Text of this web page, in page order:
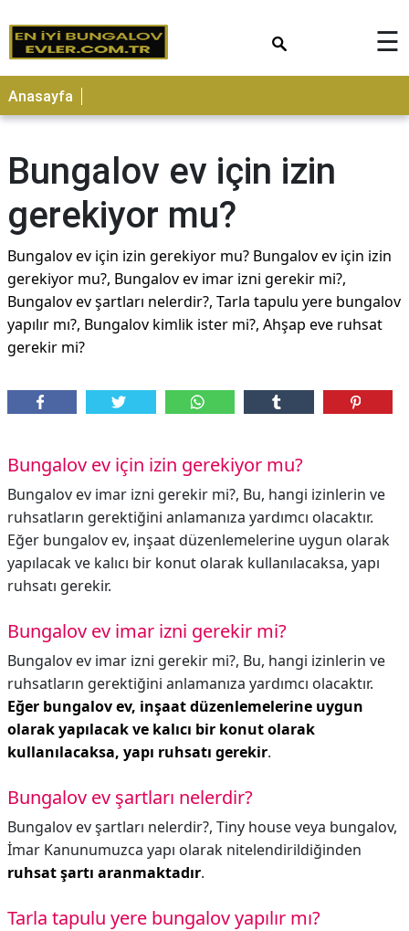
☰
Anasayfa
Bungalov ev için izin
gerekiyor mu?
Bungalov ev için izin gerekiyor mu? Bungalov ev için izin
gerekiyor mu?, Bungalov ev imar izni gerekir mi?,
Bungalov ev şartları nelerdir?, Tarla tapulu yere bungalov
yapılır mı?, Bungalov kimlik ister mi?, Ahşap eve ruhsat
gerekir mi?
Bungalov ev için izin gerekiyor mu?
Bungalov ev imar izni gerekir mi?, Bu, hangi izinlerin ve
ruhsatların gerektiğini anlamanıza yardımcı olacaktır.
Eğer bungalov ev, inşaat düzenlemelerine uygun olarak
yapılacak ve kalıcı bir konut olarak kullanılacaksa, yapı
ruhsatı gerekir.
Bungalov ev imar izni gerekir mi?
Bungalov ev imar izni gerekir mi?, Bu, hangi izinlerin ve
ruhsatların gerektiğini anlamanıza yardımcı olacaktır.
Eğer bungalov ev, inşaat düzenlemelerine uygun
olarak yapılacak ve kalıcı bir konut olarak
kullanılacaksa, yapı ruhsatı gerekir.
Bungalov ev şartları nelerdir?
Bungalov ev şartları nelerdir?, Tiny house veya bungalov,
İmar Kanunumuzca yapı olarak nitelendirildiğinden
ruhsat şartı aranmaktadır.
Tarla tapulu yere bungalov yapılır mı?